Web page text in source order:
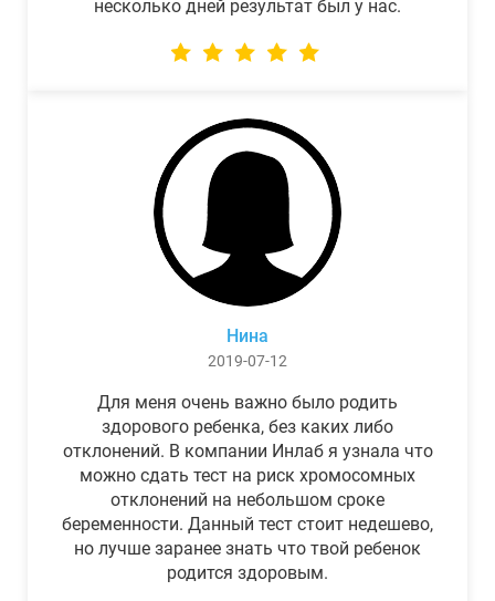
несколько дней результат был у нас.
Нина
2019-07-12
Для меня очень важно было родить
здорового ребенка, без каких либо
отклонений. В компании Инлаб я узнала что
можно сдать тест на риск хромосомных
отклонений на небольшом сроке
беременности. Данный тест стоит недешево,
но лучше заранее знать что твой ребенок
родится здоровым.